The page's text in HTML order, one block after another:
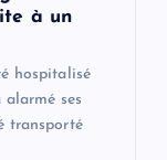
à un
hospitalisé
alarmé ses
transporté